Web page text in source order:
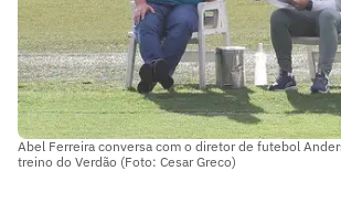
Abel Ferreira conversa com o diretor de futebol
treino do Verdão (Foto: Cesar Greco)